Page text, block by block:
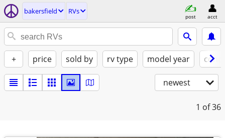
bakersfield RVs
post acct
+ price sold by rv type model year
newest
1 of 36